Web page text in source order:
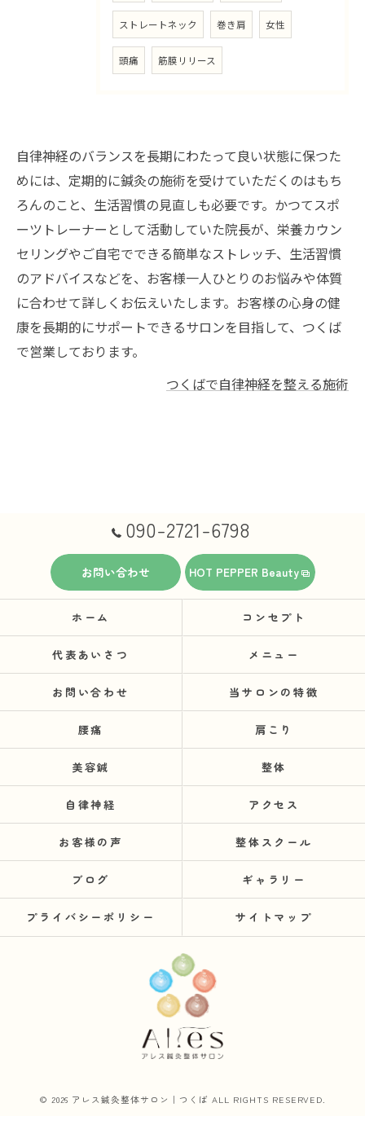
ストレートネック 巻き肩 女性
頭痛 筋膜リリース
自律神経のバランスを長期にわたって良い状態に保つた
めには、定期的に鍼灸の施術を受けていただくのはもち
ろんのこと、生活習慣の見直しも必要です。かつてスポ
ーツトレーナーとして活動していた院長が、栄養カウン
セリングやご自宅でできる簡単なストレッチ、生活習慣
のアドバイスなどを、お客様一人ひとりのお悩みや体質
に合わせて詳しくお伝えいたします。お客様の心身の健
康を長期的にサポートできるサロンを目指して、つくば
で営業しております。
つくばで自律神経を整える施術
090-2721-6798
お問い合わせ HOT PEPPER Beauty
ホーム コンセプト
代表あいさつ メニュー
お問い合わせ 当サロンの特徴
腰痛 肩こり
美容鍼 整体
自律神経 アクセス
お客様の声 整体スクール
ブログ ギャラリー
プライバシーポリシー サイトマップ
© 2026 アレス鍼灸整体サロン｜つくば ALL RIGHTS RESERVED.